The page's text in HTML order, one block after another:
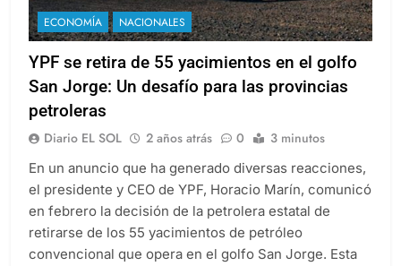
ECONOMÍA NACIONALES
YPF se retira de 55 yacimientos en el golfo
San Jorge: Un desafío para las provincias
petroleras
Diario EL SOL 2 años atrás 0 3 minutos
En un anuncio que ha generado diversas reacciones,
el presidente y CEO de YPF, Horacio Marín, comunicó
en febrero la decisión de la petrolera estatal de
retirarse de los 55 yacimientos de petróleo
convencional que opera en el golfo San Jorge. Esta